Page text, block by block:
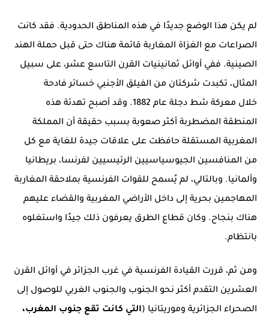
لم يكن هذا الوضع جديدًا في هذه المناطق الحدودية. فقد كانت
الصراعات مع الغزاة المغاربة قائمة هناك حتى قبل حملة الهند
الصينية. ففي أوائل ثمانينيات القرن التاسع عشر، على سبيل
المثال، تكبدت شركتان من الفيلق الأجنبي خسائر فادحة
خلال معركة شط دجلة عام 1882.
وقد أصبح تهدئة هذه
المنطقة المضطربة أكثر صعوبة بسبب حقيقة أن المملكة
المغربية المستقلة حافظت على علاقات جيدة للغاية مع كل
من المنافسين الجيوسياسيين الرئيسيين لفرنسا، بريطانيا
وألمانيا. وبالتالي، لم يُسمح للقوات الفرنسية بملاحقة المغاربة
المهاجمين بحرية إلى داخل الأراضي المغربية والقضاء عليهم
هناك بنجاح. وكان قطاع الطرق يعرفون ذلك جيدًا واستغلوه
بانتظام.
ومن ثم، قررت القيادة الفرنسية في غرب الجزائر في أوائل القرن
العشرين التقدم أكثر نحو الجنوب والجنوب الغربي للوصول إلى
الصحراء الجزائرية وموريتانيا (التي كانت تقع جنوب المغرب،